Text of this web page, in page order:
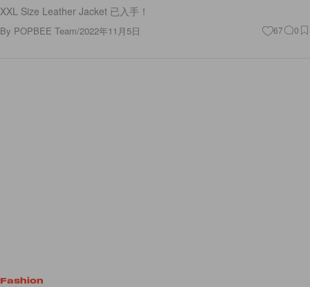
XXL Size Leather Jacket 已入手！
By POPBEE Team/2022年11月5日 67 0
Fashion